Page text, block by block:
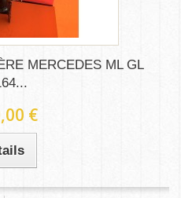
MERCEDES ML GL
€